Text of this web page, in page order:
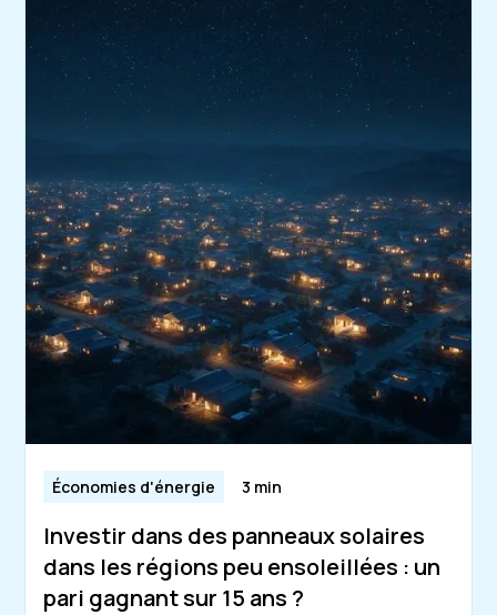
Économies d'énergie 3 min
Investir dans des panneaux solaires
dans les régions peu ensoleillées : un
pari gagnant sur 15 ans ?